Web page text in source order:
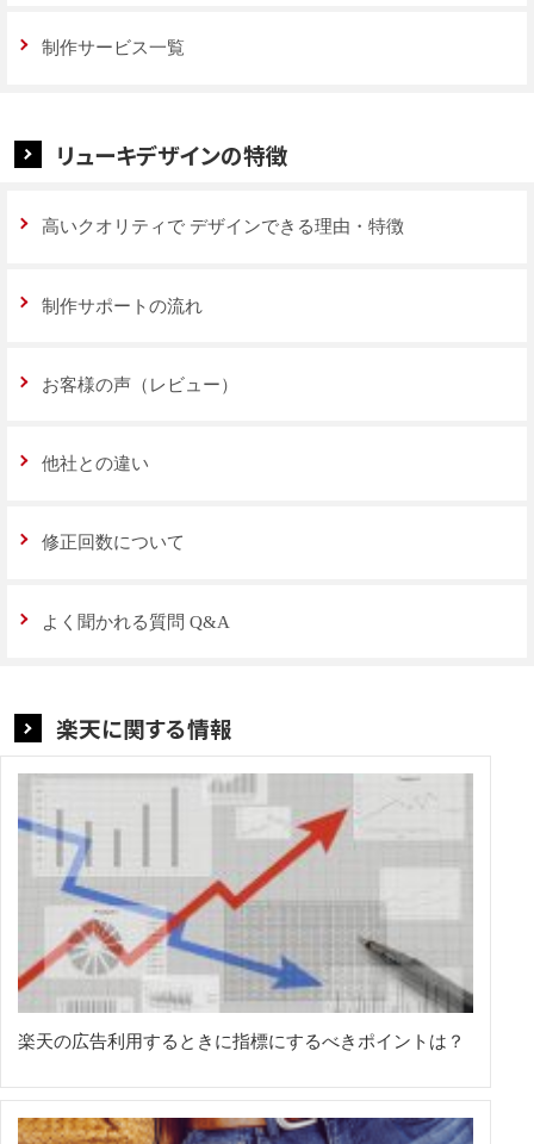
制作サービス一覧
リューキデザインの特徴
高いクオリティで デザインできる理由・特徴
制作サポートの流れ
お客様の声（レビュー）
他社との違い
修正回数について
よく聞かれる質問 Q&A
楽天に関する情報
楽天の広告利用するときに指標にするべきポイントは？